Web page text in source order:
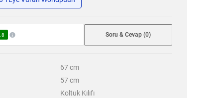
Soru & Cevap (0)
67 cm
57 cm
Koltuk Kılıfı